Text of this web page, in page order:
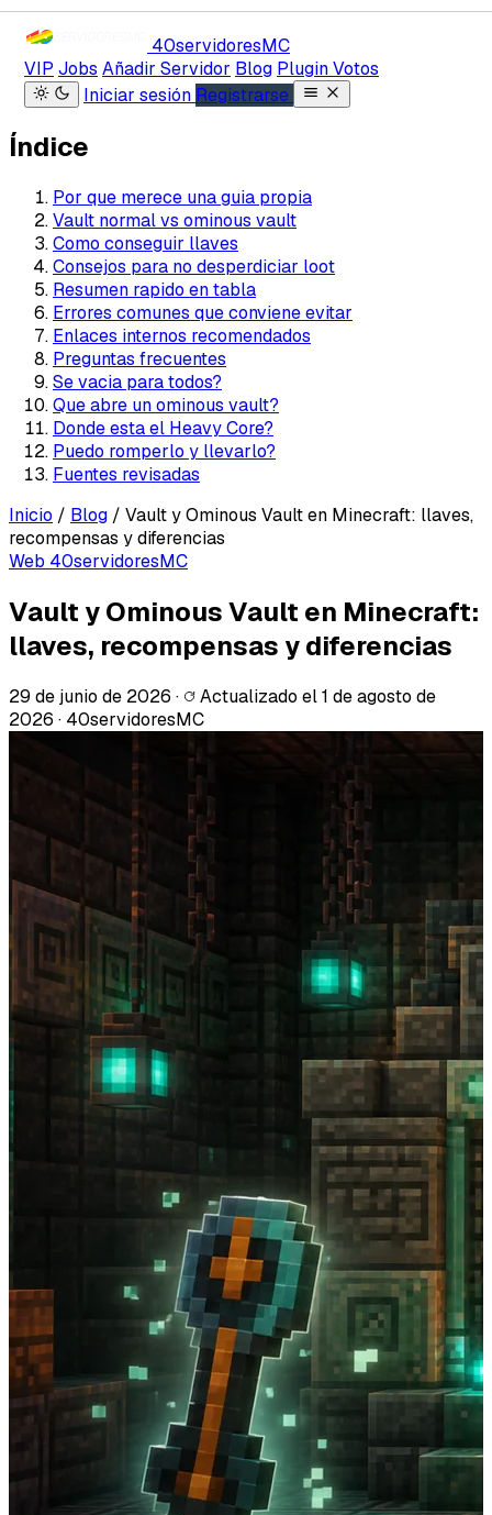
40servidoresMC
VIP Jobs Añadir Servidor Blog Plugin Votos
Iniciar sesión Registrarse
Índice
Por que merece una guia propia
Vault normal vs ominous vault
Como conseguir llaves
Consejos para no desperdiciar loot
Resumen rapido en tabla
Errores comunes que conviene evitar
Enlaces internos recomendados
Preguntas frecuentes
Se vacia para todos?
Que abre un ominous vault?
Donde esta el Heavy Core?
Puedo romperlo y llevarlo?
Fuentes revisadas
Inicio / Blog / Vault y Ominous Vault en Minecraft: llaves,
recompensas y diferencias
Web 40servidoresMC
Vault y Ominous Vault en Minecraft:
llaves, recompensas y diferencias
29 de junio de 2026 · Actualizado el1 de agosto de
2026 · 40servidoresMC